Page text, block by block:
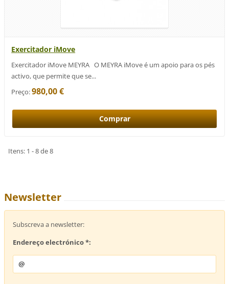
Exercitador iMove
Exercitador iMove MEYRA O MEYRA iMove é um apoio para os pés
activo, que permite que se...
Preço:980,00 €
Itens: 1 - 8 de 8
Newsletter
Subscreva a newsletter:
Endereço electrónico *: